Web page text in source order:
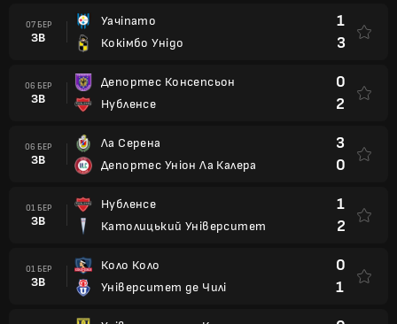
07 БЕР
ЗВ
Уачіпато
Кокімбо Унідо
1
3
06 БЕР
ЗВ
Депортес Консепсьон
Нубленсе
0
2
06 БЕР
ЗВ
Ла Серена
Депортес Уніон Ла Калера
3
0
01 БЕР
ЗВ
Нубленсе
Католицький Університет
1
2
01 БЕР
ЗВ
Коло Коло
Університет де Чилі
0
1